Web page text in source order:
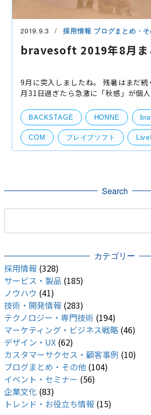
2019.9.3 採用情報 ブログまとめ・
bravesoft 2019年8月ま
9月に突入しましたね。 残暑はまだ続
月31日過ぎたら急激に「秋感」が個
ですが、皆さんいかがお過ごしでしょ
じでブレ
BACKSTAGE HONNE
COM ブレイブソフト
Search
カテゴリー
採用情報 (328)
サービス・製品 (185)
ノウハウ (41)
技術・開発情報 (283)
テクノロジー・専門技術 (194)
マーケティング・ビジネス戦略 (46)
デザイン・UX (62)
カスタマーサクセス・顧客事例 (10)
ブログまとめ・その他 (104)
イベント・セミナー (56)
企業文化 (83)
トレンド・お役立ち情報 (15)